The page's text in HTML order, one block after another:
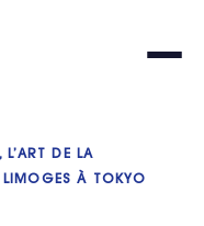
L’ART DE LA
LIMOGES À TOKYO